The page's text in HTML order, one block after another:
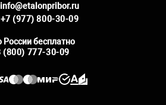
info@etalonpribor.ru
+7 (977) 800-30-09
России бесплатно
(800) 777-30-09